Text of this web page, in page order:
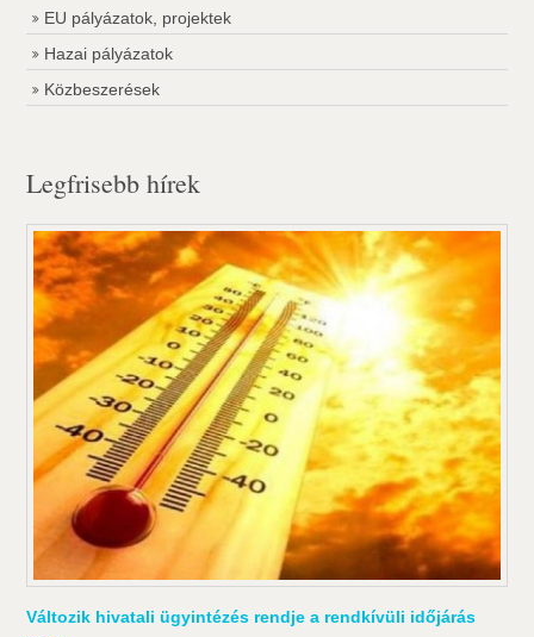
EU pályázatok, projektek
Hazai pályázatok
Közbeszerések
Legfrisebb hírek
Változik hivatali ügyintézés rendje a rendkívüli időjárás